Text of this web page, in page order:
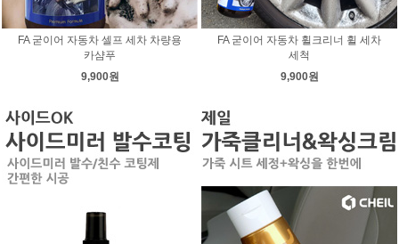
FA 굳이어 자동차 셀프 세차 차량용
카샴푸
9,900원
FA 굳이어 자동차 휠크리너 휠 세차
세척
9,900원